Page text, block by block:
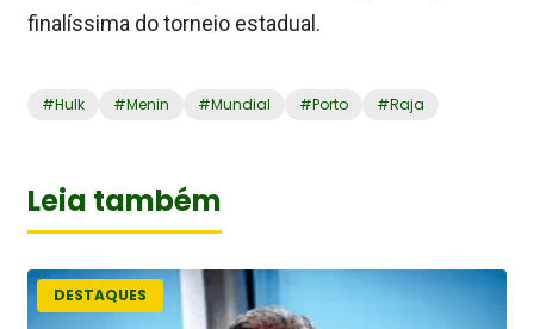
finalíssima do torneio estadual.
#Hulk #Menin #Mundial #Porto #Raja
Leia também
DESTAQUES